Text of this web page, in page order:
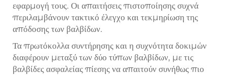
εφαρμογή τους. Οι απαιτήσεις πιστοποίησης συχνά
περιλαμβάνουν τακτικό έλεγχο και τεκμηρίωση της
απόδοσης των βαλβίδων.
Τα πρωτόκολλα συντήρησης και η συχνότητα δοκιμών
διαφέρουν μεταξύ των δύο τύπων βαλβίδων, με τις
βαλβίδες ασφαλείας πίεσης να απαιτούν συνήθως πιο